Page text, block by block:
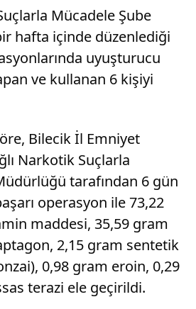
Mücadele Şube
hafta içinde düzenlediği
uyuşturucu
ve kullanan 6 kişiyi
Bilecik İl Emniyet
Narkotik Suçlarla
tarafından 6 gün
operasyon ile 73,22
maddesi, 35,59 gram
2,15 gram sentetik
0,98 gram eroin, 0,29
terazi ele geçirildi.